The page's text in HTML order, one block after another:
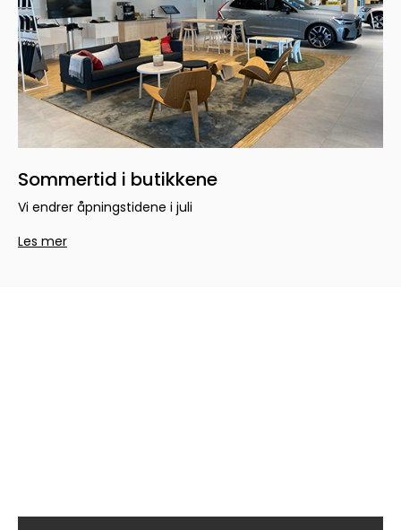
Sommertid i butikkene
Vi endrer åpningstidene i juli
Les mer